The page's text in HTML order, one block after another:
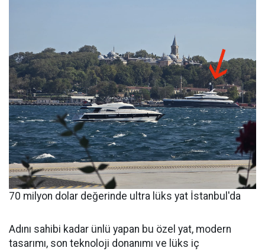
70 milyon dolar değerinde ultra lüks yat İstanbul'da
Adını sahibi kadar ünlü yapan bu özel yat, modern
tasarımı, son teknoloji donanımı ve lüks iç